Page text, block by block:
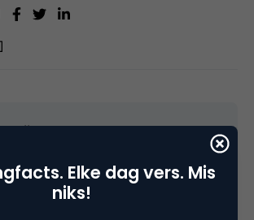
van den Broek
tot juni 2011 was ik freelance
Elke dag vers. Mis
niks!